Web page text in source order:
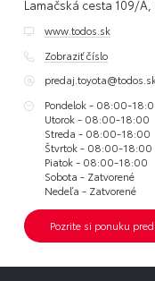
Lamačská cesta 109/A,
www.todos.sk
Zobraziť číslo
Pondelok - 08:00-
Utorok - 08:00-18:00
Streda - 08:00-18:00
Štvrtok - 08:00-18:00
Piatok - 08:00-18:00
Sobota - Zatvorené
Nedeľa - Zatvorené
Pozrite si ponuku